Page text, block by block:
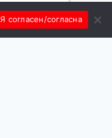
Я согласен/согласна